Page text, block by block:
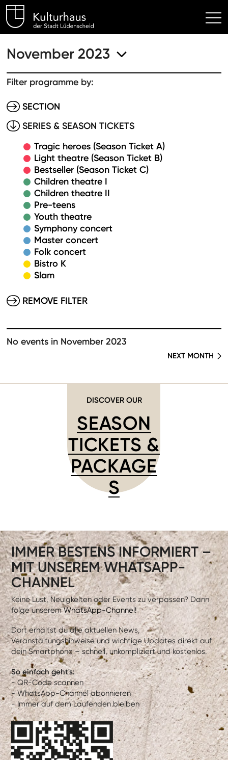
Kulturhaus Lüdenscheid
November 2023
Filter programme by:
SECTION
SERIES & SEASON TICKETS
Tragic heroes (Season Ticket A)
Light theatre (Season Ticket B)
Bestseller (Season Ticket C)
Children theatre I
Children theatre II
Pre-teens
Youth theatre
Symphony concert
Master concert
Folk concert
Bistro K
Slam
REMOVE FILTER
No events in November 2023
NEXT MONTH
DISCOVER OUR
SEASON
TICKETS &
PACKAGE
S
IMMER BESTENS INFORMIERT –
MIT UNSEREM WHATSAPP-
CHANNEL
Keine Lust, Neuigkeiten oder Events zu verpassen? Dann
folge unseremWhatsApp-Channel!
Dort erhältst du alle aktuellen News,
Veranstaltungshinweise und wichtige Updates direkt auf
dein Smartphone – schnell, unkompliziert und kostenlos.
So einfach geht's:
- QR-Code scannen
- WhatsApp-Channel abonnieren
- Immer auf dem Laufenden bleiben